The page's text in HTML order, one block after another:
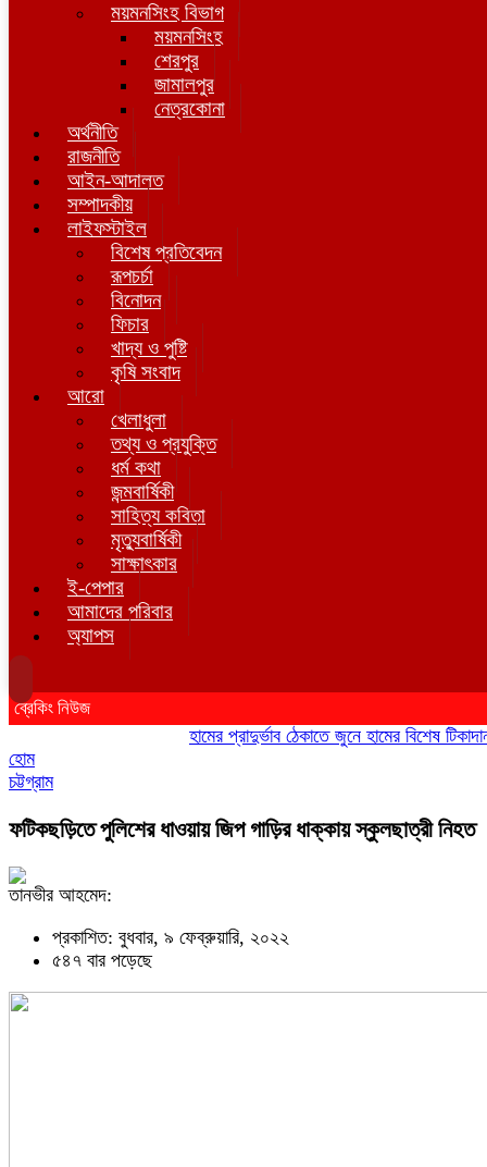
ময়মনসিংহ বিভাগ
ময়মনসিংহ
শেরপুর
জামালপুর
নেত্রকোনা
অর্থনীতি
রাজনীতি
আইন-আদালত
সম্পাদকীয়
লাইফস্টাইল
বিশেষ প্রতিবেদন
রূপচর্চা
বিনোদন
ফিচার
খাদ্য ও পুষ্টি
কৃষি সংবাদ
আরো
খেলাধুলা
তথ্য ও প্রযুক্তি
ধর্ম কথা
জন্মবার্ষিকী
সাহিত্য কবিতা
মৃত্যুবার্ষিকী
সাক্ষাৎকার
ই-পেপার
আমাদের পরিবার
অ্যাপস
ব্রেকিং নিউজ
হামের প্রাদুর্ভাব ঠেকাতে জুনে হামের বিশেষ টিকাদান;
হোম
চট্টগ্রাম
ফটিকছড়িতে পুলিশের ধাওয়ায় জিপ গাড়ির ধাক্কায় স্কুলছাত্রী নিহত
তানভীর আহমেদ:
প্রকাশিত: বুধবার, ৯ ফেব্রুয়ারি, ২০২২
৫৪৭ বার পড়েছে